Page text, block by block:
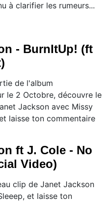
à clarifier les rumeurs...
- BurnItUp! (ft
de l'album
le 2 Octobre, découvre le
Jackson avec Missy
laisse ton commentaire
ft J. Cole - No
Video)
clip de Janet Jackson
et laisse ton